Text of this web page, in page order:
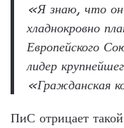
«Я знаю, что
хладнокровно
Европейского
лидер
«Гражданская
ПиС отрицает